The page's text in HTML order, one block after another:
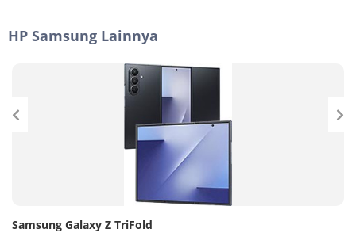
HP Samsung Lainnya
Samsung Galaxy Z TriFold